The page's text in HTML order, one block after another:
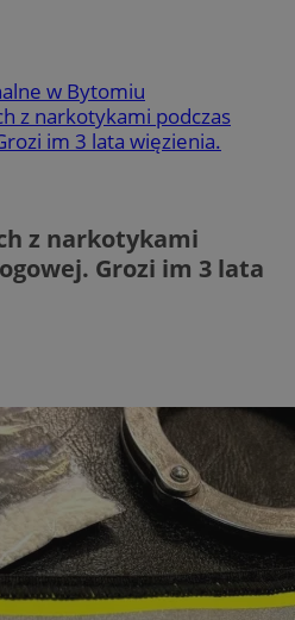
w Bytomiu
z narkotykami podczas
im 3 lata więzienia.
z narkotykami
Grozi im 3 lata